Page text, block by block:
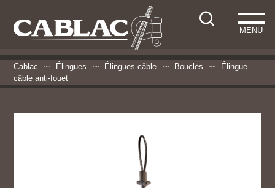
MENU
Cablac Élingues Élingues câble Boucles
Élingue
câble anti-fouet